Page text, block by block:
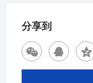
分享到